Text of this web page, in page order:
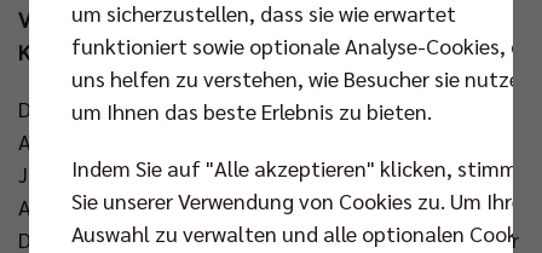
Viertelfinale gegen die Energiequelle Netzhoppers
KW.
Die Berliner starteten mit der verfügbaren Top-
Aufstellung, mussten jedoch auf den Punktegarant
Jake Hanes (Sperre) verzichten. Anstelle des
Amerikaners nahm Daniel Malescha die Position des
Diagonalangreifers ein und spielte groß auf. Mit einer
um sicherzustellen, dass sie wie erwartet
funktioniert sowie optionale Analyse-Cookies, die
uns helfen zu verstehen, wie Besucher sie nutzen,
um Ihnen das beste Erlebnis zu bieten.
Indem Sie auf "Alle akzeptieren" klicken, stimmen
Sie unserer Verwendung von Cookies zu. Um Ihre
Auswahl zu verwalten und alle optionalen Cookies